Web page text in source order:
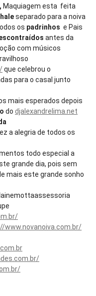
Maquiagem esta feita
separado para a noiva
os padrinhos e Pais
antes da
com músicos
que celebrou o
para o casal junto
mais esperados depois
do djalexandrelima.net
a alegria de todos os
todo especial a
grande dia, pois sem
mais este grande sonho
www.novanoiva.com.br/